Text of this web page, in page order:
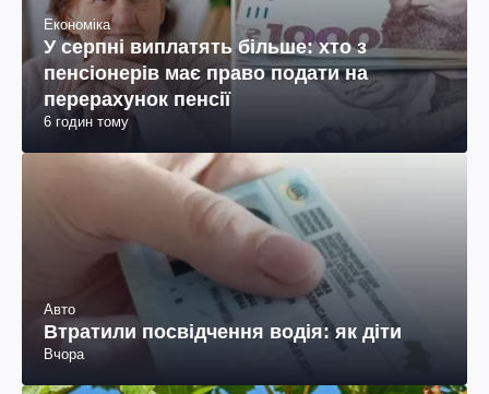
Економіка
У серпні виплатять більше: хто з
пенсіонерів має право подати на
перерахунок пенсії
6 годин тому
Авто
Втратили посвідчення водія: як діти
Вчора